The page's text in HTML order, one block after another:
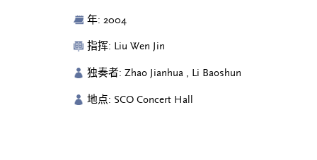
年: 2004
指挥: Liu Wen Jin
独奏者: Zhao Jianhua , Li Baoshun
地点: SCO Concert Hall